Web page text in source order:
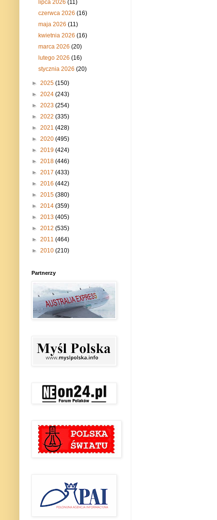
lipca 2026(11)
czerwca 2026(16)
maja 2026(11)
kwietnia 2026(16)
marca 2026(20)
lutego 2026(16)
stycznia 2026(20)
► 2025 (150)
► 2024 (243)
► 2023 (254)
► 2022 (335)
► 2021 (428)
► 2020 (495)
► 2019 (424)
► 2018 (446)
► 2017 (433)
► 2016 (442)
► 2015 (380)
► 2014 (359)
► 2013 (405)
► 2012 (535)
► 2011 (464)
► 2010 (210)
Partnerzy